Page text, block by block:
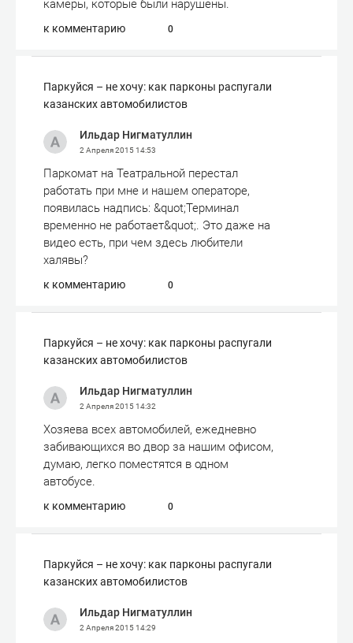
камеры, которые были нарушены.
к комментарию 0
Паркуйся – не хочу: как парконы распугали
казанских автомобилистов
Ильдар Нигматуллин
2 Апреля 201514:53
Паркомат на Театральной перестал
работать при мне и нашем операторе,
появилась надпись: &quot;Терминал
временно не работает&quot;. Это даже на
видео есть, при чем здесь любители
халявы?
к комментарию 0
Паркуйся – не хочу: как парконы распугали
казанских автомобилистов
Ильдар Нигматуллин
2 Апреля 201514:32
Хозяева всех автомобилей, ежедневно
забивающихся во двор за нашим офисом,
думаю, легко поместятся в одном
автобусе.
к комментарию 0
Паркуйся – не хочу: как парконы распугали
казанских автомобилистов
Ильдар Нигматуллин
2 Апреля 201514:29